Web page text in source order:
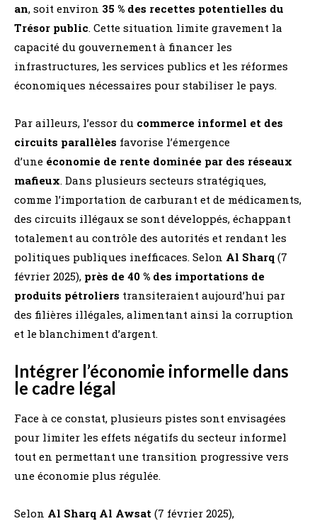
an, soit environ 35 % des recettes potentielles du
Trésor public​. Cette situation limite gravement la
capacité du gouvernement à financer les
infrastructures, les services publics et les réformes
économiques nécessaires pour stabiliser le pays.
Par ailleurs, l’essor du commerce informel et des
circuits parallèles favorise l’émergence
d’une économie de rente dominée par des réseaux
mafieux. Dans plusieurs secteurs stratégiques,
comme l’importation de carburant et de médicaments,
des circuits illégaux se sont développés, échappant
totalement au contrôle des autorités et rendant les
politiques publiques inefficaces. Selon Al Sharq (7
février 2025), près de 40 % des importations de
produits pétroliers transiteraient aujourd’hui par
des filières illégales, alimentant ainsi la corruption
et le blanchiment d’argent​.
Intégrer l’économie informelle dans
le cadre légal
Face à ce constat, plusieurs pistes sont envisagées
pour limiter les effets négatifs du secteur informel
tout en permettant une transition progressive vers
une économie plus régulée.
Selon Al Sharq Al Awsat (7 février 2025),